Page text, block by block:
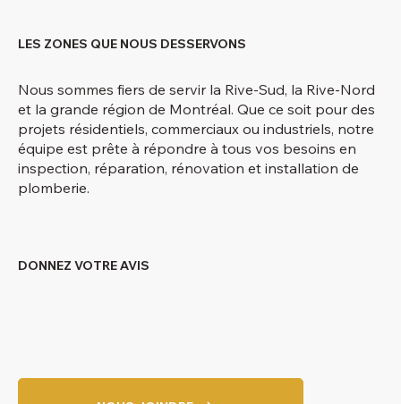
LES ZONES QUE NOUS DESSERVONS
Nous sommes fiers de servir la Rive-Sud, la Rive-Nord
et la grande région de Montréal. Que ce soit pour des
projets résidentiels, commerciaux ou industriels, notre
équipe est prête à répondre à tous vos besoins en
inspection, réparation, rénovation et installation de
plomberie.
DONNEZ VOTRE AVIS